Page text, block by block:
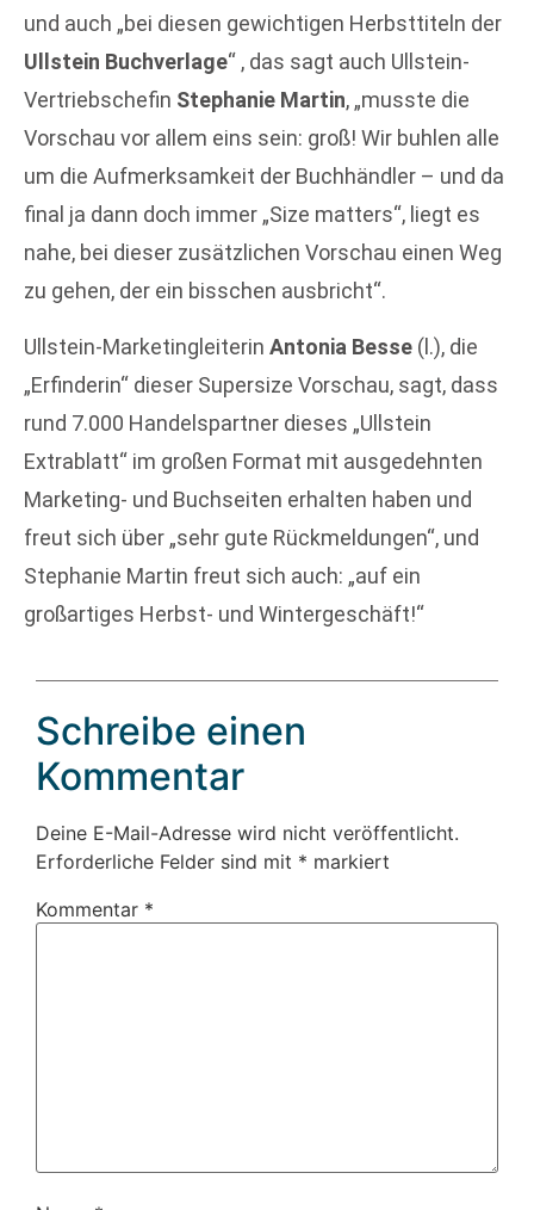
und auch „bei diesen gewichtigen Herbsttiteln der
Ullstein Buchverlage“ , das sagt auch Ullstein-
Vertriebschefin Stephanie Martin, „musste die
Vorschau vor allem eins sein: groß! Wir buhlen alle
um die Aufmerksamkeit der Buchhändler – und da
final ja dann doch immer „Size matters“, liegt es
nahe, bei dieser zusätzlichen Vorschau einen Weg
zu gehen, der ein bisschen ausbricht“.
Ullstein-Marketingleiterin Antonia Besse (l.), die
„Erfinderin“ dieser Supersize Vorschau, sagt, dass
rund 7.000 Handelspartner dieses „Ullstein
Extrablatt“ im großen Format mit ausgedehnten
Marketing- und Buchseiten erhalten haben und
freut sich über „sehr gute Rückmeldungen“, und
Stephanie Martin freut sich auch: „auf ein
großartiges Herbst- und Wintergeschäft!“
Schreibe einen
Kommentar
Deine E-Mail-Adresse wird nicht veröffentlicht.
Erforderliche Felder sind mit * markiert
Kommentar *